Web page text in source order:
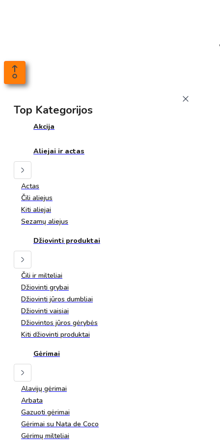
Top Kategorijos
Akcija
Aliejai ir actas
Actas
Čili aliejus
Kiti aliejai
Sezamų aliejus
Džiovinti produktai
Čili ir milteliai
Džiovinti grybai
Džiovinti jūros dumbliai
Džiovinti vaisiai
Džiovintos jūros gėrybės
Kiti džiovinti produktai
Gėrimai
Alavijų gėrimai
Arbata
Gazuoti gėrimai
Gėrimai su Nata de Coco
Gėrimų milteliai